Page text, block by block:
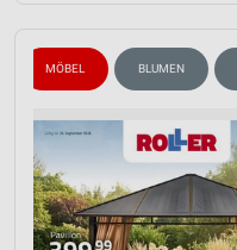
MÖBEL BLUMEN